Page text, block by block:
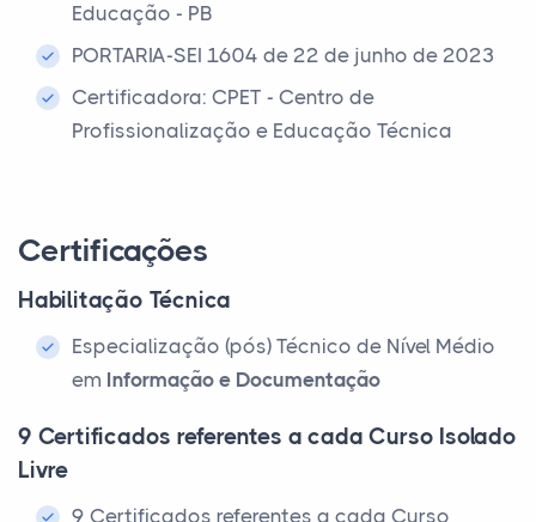
Educação - PB
PORTARIA-SEI 1604 de 22 de junho de 2023
Certificadora: CPET - Centro de
Profissionalização e Educação Técnica
Certificações
Habilitação Técnica
Especialização (pós) Técnico de Nível Médio
em Informação e Documentação
9 Certificados referentes a cada Curso Isolado
Livre
9 Certificados referentes a cada Curso